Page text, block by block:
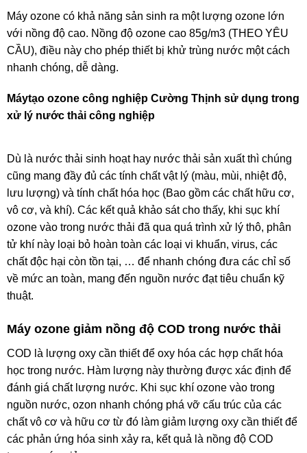
Máy ozone có khả năng sản sinh ra một lượng ozone lớn
với nồng độ cao. Nồng độ ozone cao 85g/m3 (THEO YÊU
CẦU), điều này cho phép thiết bị khử trùng nước một cách
nhanh chóng, dễ dàng.
Máytạo ozone công nghiệp Cường Thịnh sử dụng trong
xử lý nước thải công nghiệp
Dù là nước thải sinh hoạt hay nước thải sản xuất thì chúng
cũng mang đầy đủ các tính chất vật lý (màu, mùi, nhiệt độ,
lưu lượng) và tính chất hóa học (Bao gồm các chất hữu cơ,
vô cơ, và khí). Các kết quả khảo sát cho thấy, khi sục khí
ozone vào trong nước thải đã qua quá trình xử lý thô, phân
tử khí này loại bỏ hoàn toàn các loại vi khuẩn, virus, các
chất độc hại còn tồn tại, … để nhanh chóng đưa các chỉ số
về mức an toàn, mang đến nguồn nước đạt tiêu chuẩn kỹ
thuật.
Máy ozone giảm nồng độ COD trong nước thải
COD là lượng oxy cần thiết để oxy hóa các hợp chất hóa
học trong nước. Hàm lượng này thường được xác định để
đánh giá chất lượng nước. Khi sục khí ozone vào trong
nguồn nước, ozon nhanh chóng phá vỡ cấu trúc của các
chất vô cơ và hữu cơ từ đó làm giảm lượng oxy cần thiết để
các phản ứng hóa sinh xảy ra, kết quả là nồng độ COD